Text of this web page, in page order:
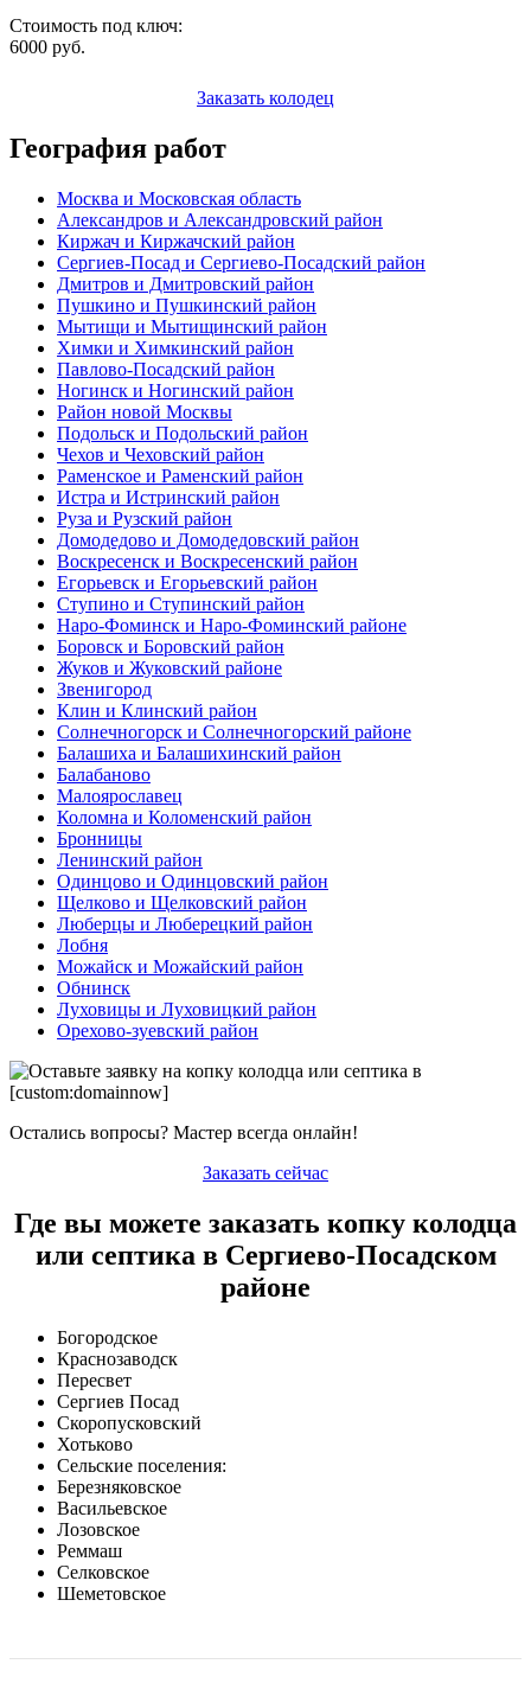
Стоимость под ключ:
6000 руб.
Заказать колодец
География работ
Москва и Московская область
Александров и Александровский район
Киржач и Киржачский район
Сергиев-Посад и Сергиево-Посадский район
Дмитров и Дмитровский район
Пушкино и Пушкинский район
Мытищи и Мытищинский район
Химки и Химкинский район
Павлово-Посадский район
Ногинск и Ногинский район
Район новой Москвы
Подольск и Подольский район
Чехов и Чеховский район
Раменское и Раменский район
Истра и Истринский район
Руза и Рузский район
Домодедово и Домодедовский район
Воскресенск и Воскресенский район
Егорьевск и Егорьевский район
Ступино и Ступинский район
Наро-Фоминск и Наро-Фоминский районе
Боровск и Боровский район
Жуков и Жуковский районе
Звенигород
Клин и Клинский район
Солнечногорск и Солнечногорский районе
Балашиха и Балашихинский район
Балабаново
Малоярославец
Коломна и Коломенский район
Бронницы
Ленинский район
Одинцово и Одинцовский район
Щелково и Щелковский район
Люберцы и Люберецкий район
Лобня
Можайск и Можайский район
Обнинск
Луховицы и Луховицкий район
Орехово-зуевский район
Остались вопросы? Мастер всегда онлайн!
Заказать сейчас
Где вы можете заказать копку колодца
или септика в Сергиево-Посадском
районе
Богородское
Краснозаводск
Пересвет
Сергиев Посад
Скоропусковский
Хотьково
Сельские поселения:
Березняковское
Васильевское
Лозовское
Реммаш
Селковское
Шеметовское